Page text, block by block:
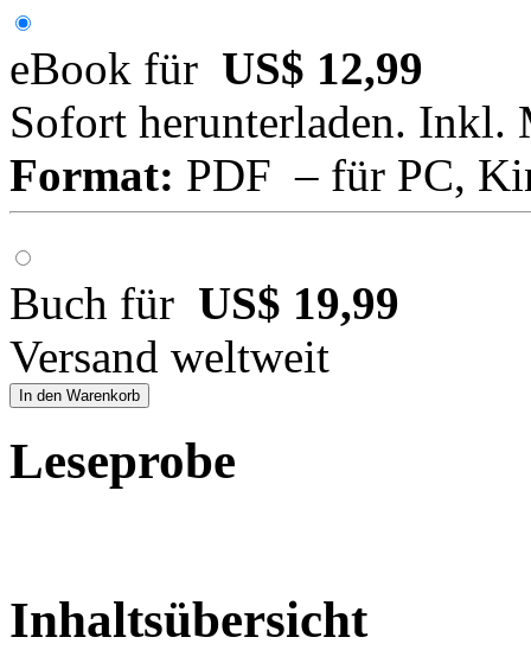
eBook für US$ 12,99
Sofort herunterladen. Inkl.
Format: PDF – für PC,
Buch für US$ 19,99
Versand weltweit
In den Warenkorb
Leseprobe
Inhaltsübersicht